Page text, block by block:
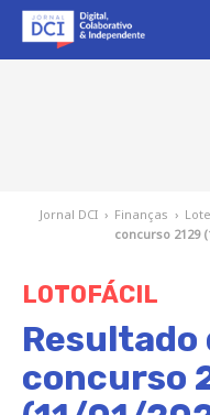
Jornal DCI › Finanças ›
concurso 2129
LOTOFÁCIL
concurso